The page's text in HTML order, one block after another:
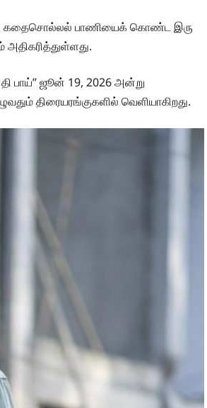
கதைசொல்லல் பாணியைக் கொண்ட இரு
அதிகரித்துள்ளது.
பாய்” ஜூன் 19, 2026 அன்று
திரையரங்குகளில் வெளியாகிறது.